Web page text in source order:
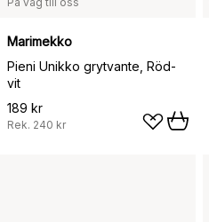
Marimekko
Pieni Unikko grytvante, Röd-
vit
189 kr
Rek. 240 kr